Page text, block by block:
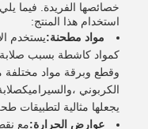
خصائصها الفريدة. فيما
استخدام هذا المنتج:
مواد مطحنة:يستخدم
كمواد كاشطة بسبب
وقطع وبرقة مواد مختلفة
يجعلها مثالية لتطبيقات
عوارض الحرارة: